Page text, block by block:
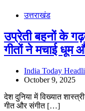
उत्तराखंड
उप्रेती बहनों के
गीतों ने मचाई धूम
India Today
October 9, 2025
देश दुनिया में विख्यात
गीत और संगीत […]